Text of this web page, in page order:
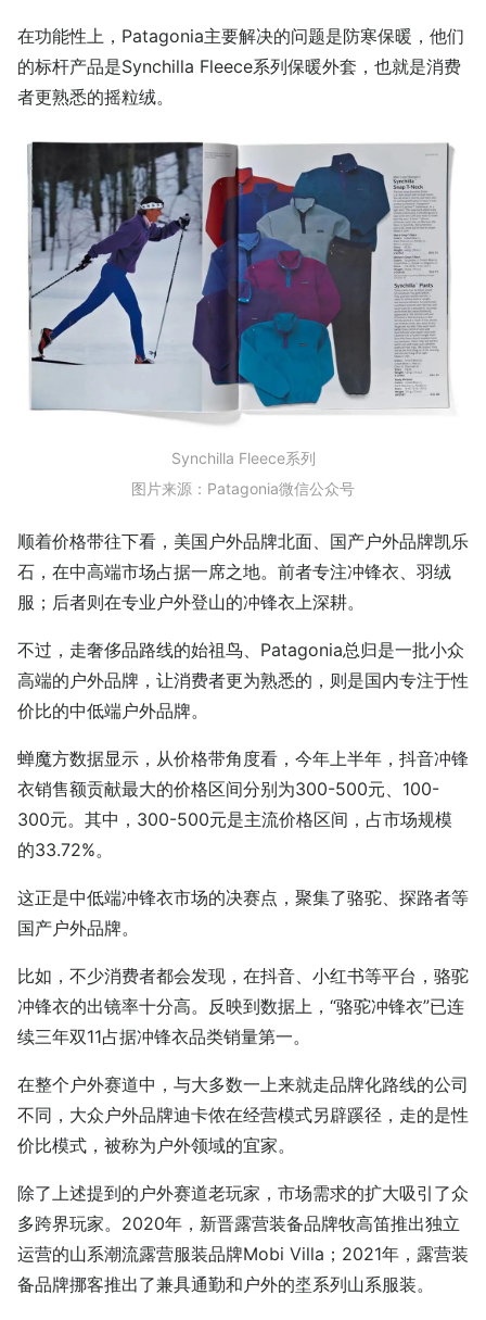
在功能性上，Patagonia主要解决的问题是防寒保暖，他们
的标杆产品是Synchilla Fleece系列保暖外套，也就是消费
者更熟悉的摇粒绒。
Synchilla Fleece系列
图片来源：Patagonia微信公众号
顺着价格带往下看，美国户外品牌北面、国产户外品牌凯乐
石，在中高端市场占据一席之地。前者专注冲锋衣、羽绒
服；后者则在专业户外登山的冲锋衣上深耕。
不过，走奢侈品路线的始祖鸟、Patagonia总归是一批小众
高端的户外品牌，让消费者更为熟悉的，则是国内专注于性
价比的中低端户外品牌。
蝉魔方数据显示，从价格带角度看，今年上半年，抖音冲锋
衣销售额贡献最大的价格区间分别为300-500元、100-
300元。其中，300-500元是主流价格区间，占市场规模
的33.72%。
这正是中低端冲锋衣市场的决赛点，聚集了骆驼、探路者等
国产户外品牌。
比如，不少消费者都会发现，在抖音、小红书等平台，骆驼
冲锋衣的出镜率十分高。反映到数据上，“骆驼冲锋衣”已连
续三年双11占据冲锋衣品类销量第一。
在整个户外赛道中，与大多数一上来就走品牌化路线的公司
不同，大众户外品牌迪卡侬在经营模式另辟蹊径，走的是性
价比模式，被称为户外领域的宜家。
除了上述提到的户外赛道老玩家，市场需求的扩大吸引了众
多跨界玩家。2020年，新晋露营装备品牌牧高笛推出独立
运营的山系潮流露营服装品牌Mobi Villa；2021年，露营装
备品牌挪客推出了兼具通勤和户外的埊系列山系服装。